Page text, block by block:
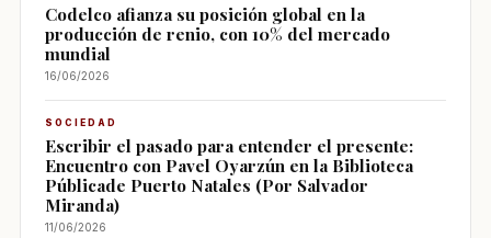
Codelco afianza su posición global en la
producción de renio, con 10% del mercado
mundial
16/06/2026
SOCIEDAD
Escribir el pasado para entender el presente:
Encuentro con Pavel Oyarzún en la Biblioteca
Públicade Puerto Natales (Por Salvador
Miranda)
11/06/2026